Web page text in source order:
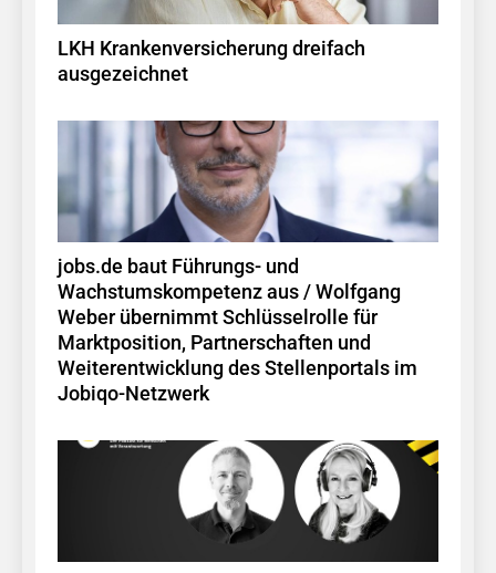
LKH Krankenversicherung dreifach
ausgezeichnet
jobs.de baut Führungs- und
Wachstumskompetenz aus / Wolfgang
Weber übernimmt Schlüsselrolle für
Marktposition, Partnerschaften und
Weiterentwicklung des Stellenportals im
Jobiqo-Netzwerk